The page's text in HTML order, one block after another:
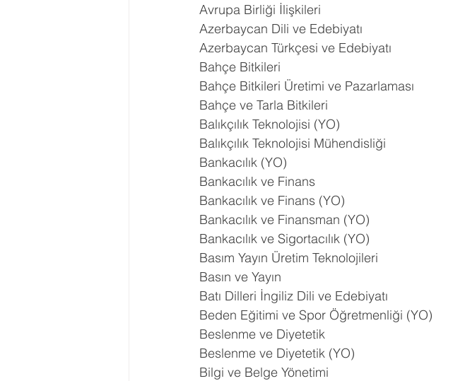
Avrupa Birliği İlişkileri
Azerbaycan Dili ve Edebiyatı
Azerbaycan Türkçesi ve Edebiyatı
Bahçe Bitkileri
Bahçe Bitkileri Üretimi ve Pazarlaması
Bahçe ve Tarla Bitkileri
Balıkçılık Teknolojisi (YO)
Balıkçılık Teknolojisi Mühendisliği
Bankacılık (YO)
Bankacılık ve Finans
Bankacılık ve Finans (YO)
Bankacılık ve Finansman (YO)
Bankacılık ve Sigortacılık (YO)
Basım Yayın Üretim Teknolojileri
Basın ve Yayın
Batı Dilleri İngiliz Dili ve Edebiyatı
Beden Eğitimi ve Spor Öğretmenliği (YO)
Beslenme ve Diyetetik
Beslenme ve Diyetetik (YO)
Bilgi ve Belge Yönetimi